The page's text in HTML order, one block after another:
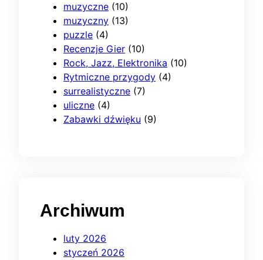
muzyczne (10)
muzyczny (13)
puzzle (4)
Recenzje Gier (10)
Rock, Jazz, Elektronika (10)
Rytmiczne przygody (4)
surrealistyczne (7)
uliczne (4)
Zabawki dźwięku (9)
Archiwum
luty 2026
styczeń 2026